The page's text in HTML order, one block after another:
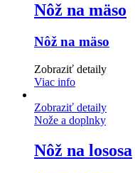
Nôž na mäso
Nôž na mäso
Zobraziť detaily
Viac info
Zobraziť detaily
Nože a doplnky
Nôž na lososa